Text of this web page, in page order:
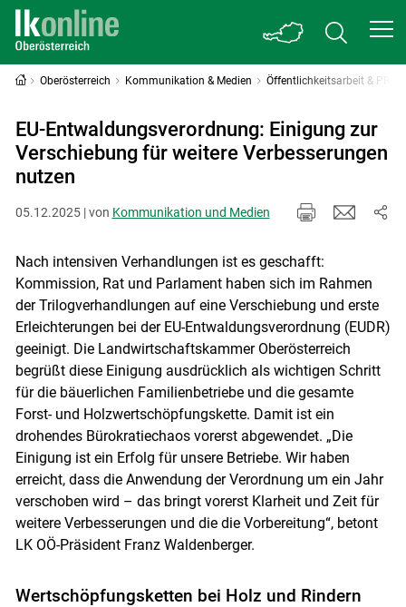
Oberösterreich Kommunikation & Medien Öffentlichkeitsarbeit & PR
EU-Entwaldungsverordnung: Einigung zur
Verschiebung für weitere Verbesserungen
nutzen
05.12.2025 | von Kommunikation und Medien
Nach intensiven Verhandlungen ist es geschafft:
Kommission, Rat und Parlament haben sich im Rahmen
der Trilogverhandlungen auf eine Verschiebung und erste
Erleichterungen bei der EU-Entwaldungsverordnung (EUDR)
geeinigt. Die Landwirtschaftskammer Oberösterreich
begrüßt diese Einigung ausdrücklich als wichtigen Schritt
für die bäuerlichen Familienbetriebe und die gesamte
Forst- und Holzwertschöpfungskette. Damit ist ein
drohendes Bürokratiechaos vorerst abgewendet. „Die
Einigung ist ein Erfolg für unsere Betriebe. Wir haben
erreicht, dass die Anwendung der Verordnung um ein Jahr
verschoben wird – das bringt vorerst Klarheit und Zeit für
weitere Verbesserungen und die die Vorbereitung“, betont
LK OÖ-Präsident Franz Waldenberger.
Wertschöpfungsketten bei Holz und Rindern